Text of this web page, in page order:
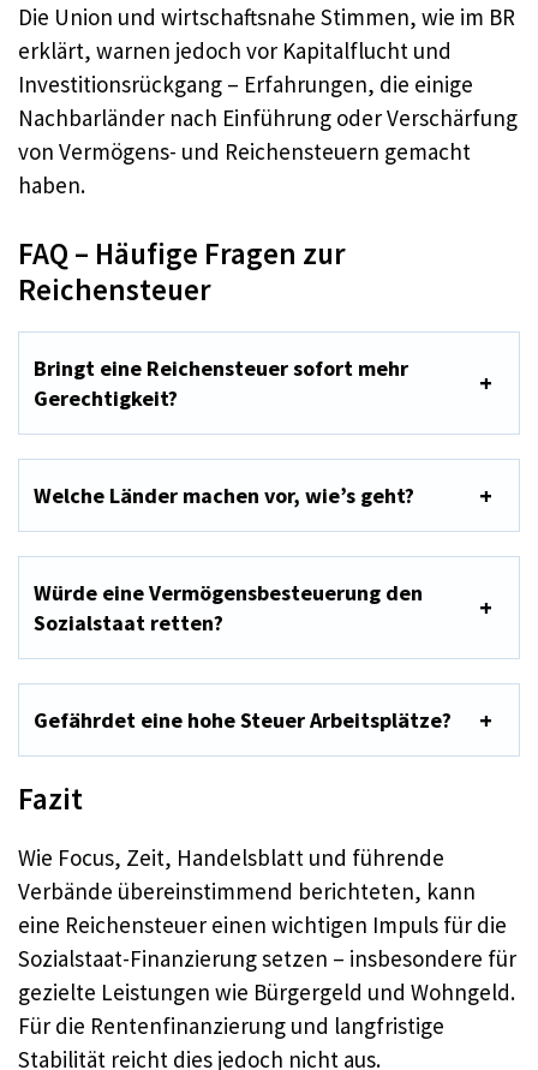
Die Union und wirtschaftsnahe Stimmen, wie im BR
erklärt, warnen jedoch vor Kapitalflucht und
Investitionsrückgang – Erfahrungen, die einige
Nachbarländer nach Einführung oder Verschärfung
von Vermögens- und Reichensteuern gemacht
haben.
FAQ – Häufige Fragen zur
Reichensteuer
Bringt eine Reichensteuer sofort mehr
Gerechtigkeit?
Welche Länder machen vor, wie’s geht?
Würde eine Vermögensbesteuerung den
Sozialstaat retten?
Gefährdet eine hohe Steuer Arbeitsplätze?
Fazit
Wie Focus, Zeit, Handelsblatt und führende
Verbände übereinstimmend berichteten, kann
eine Reichensteuer einen wichtigen Impuls für die
Sozialstaat-Finanzierung setzen – insbesondere für
gezielte Leistungen wie Bürgergeld und Wohngeld.
Für die Rentenfinanzierung und langfristige
Stabilität reicht dies jedoch nicht aus.